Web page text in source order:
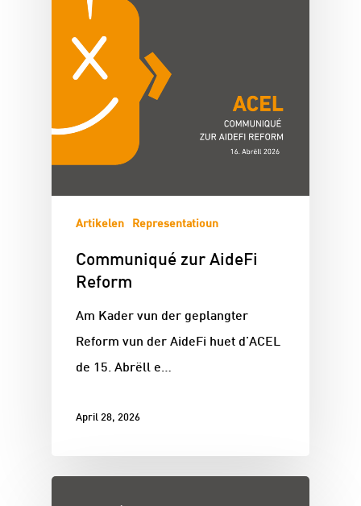
Artikelen Representatioun
Communiqué zur AideFi
Reform
Am Kader vun der geplangter
Reform vun der AideFi huet d'ACEL
de 15. Abrëll e…
April 28, 2026